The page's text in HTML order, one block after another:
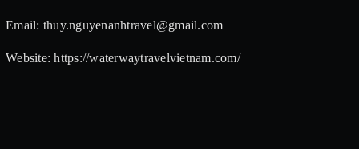
Email: thuy.nguyenanhtravel@gmail.com
Website: https://waterwaytravelvietnam.com/